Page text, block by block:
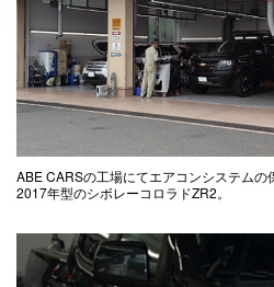
ABE CARSの工場にてエアコンシステム
2017年型のシボレーコロラドZR2。